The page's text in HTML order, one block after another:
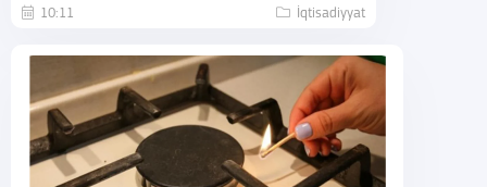
10:11 İqtisadiyyat